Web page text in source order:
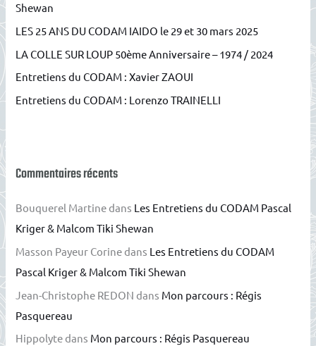
h
e
r
Shewan
LES 25 ANS DU CODAM IAIDO le 29 et 30 mars 2025
LA COLLE SUR LOUP 50ème Anniversaire – 1974 / 2024
Entretiens du CODAM : Xavier ZAOUI
Entretiens du CODAM : Lorenzo TRAINELLI
Commentaires récents
Bouquerel Martinedans Les Entretiens du CODAM Pascal
Kriger & Malcom Tiki Shewan
Masson Payeur Corinedans Les Entretiens du CODAM
Pascal Kriger & Malcom Tiki Shewan
Jean-Christophe REDON dans Mon parcours : Régis
Pasquereau
Hippolytedans Mon parcours : Régis Pasquereau